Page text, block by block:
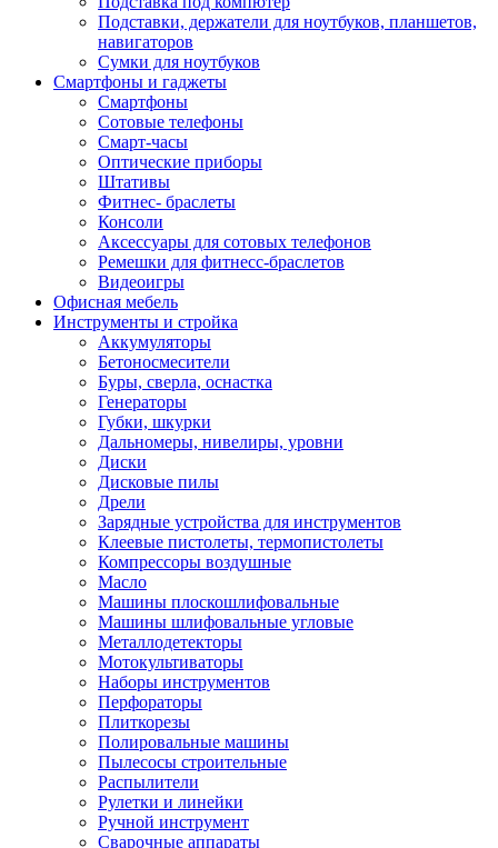
Подставки, держатели для ноутбуков, планшетов,
навигаторов
Сумки для ноутбуков
Смартфоны и гаджеты
Смартфоны
Сотовые телефоны
Смарт-часы
Оптические приборы
Штативы
Фитнес- браслеты
Консоли
Аксессуары для сотовых телефонов
Ремешки для фитнесс-браслетов
Видеоигры
Офисная мебель
Инструменты и стройка
Аккумуляторы
Бетоносмесители
Буры, сверла, оснастка
Генераторы
Губки, шкурки
Дальномеры, нивелиры, уровни
Диски
Дисковые пилы
Дрели
Зарядные устройства для инструментов
Клеевые пистолеты, термопистолеты
Компрессоры воздушные
Масло
Машины плоскошлифовальные
Машины шлифовальные угловые
Металлодетекторы
Мотокультиваторы
Наборы инструментов
Перфораторы
Плиткорезы
Полировальные машины
Пылесосы строительные
Распылители
Рулетки и линейки
Ручной инструмент
Сварочные аппараты